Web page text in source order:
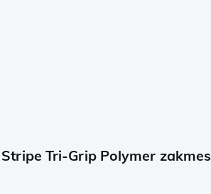
Tri-Grip Polymer zakmes